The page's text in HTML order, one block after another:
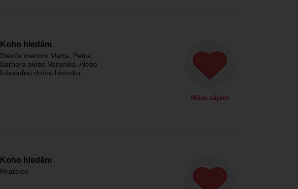
Koho hledám
Dievča menom Marta, Petra,
Barbora alebo Veronika. Alebo
ľubovoľnú dobrú historku.
Mám zájem
Koho hledám
Priaťelov